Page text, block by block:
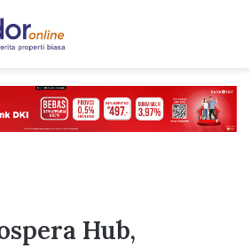
Hub,